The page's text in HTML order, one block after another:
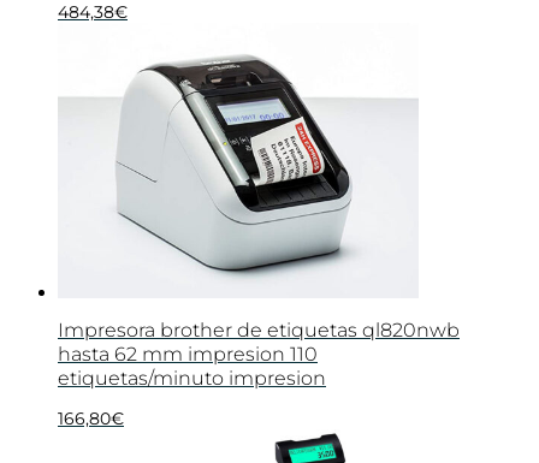
484,38€
Impresora brother de etiquetas ql820nwb
hasta 62 mm impresion 110
etiquetas/minuto impresion
166,80€